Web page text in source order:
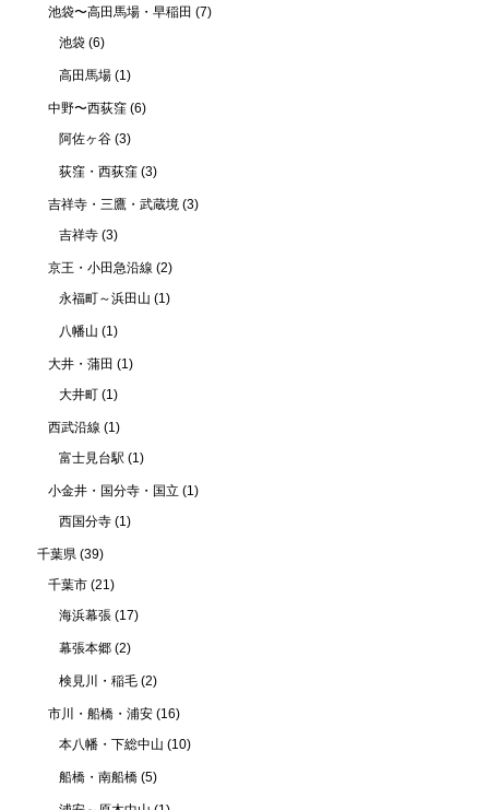
池袋〜高田馬場・早稲田 (7)
池袋 (6)
高田馬場 (1)
中野〜西荻窪 (6)
阿佐ヶ谷 (3)
荻窪・西荻窪 (3)
吉祥寺・三鷹・武蔵境 (3)
吉祥寺 (3)
京王・小田急沿線 (2)
永福町～浜田山 (1)
八幡山 (1)
大井・蒲田 (1)
大井町 (1)
西武沿線 (1)
富士見台駅 (1)
小金井・国分寺・国立 (1)
西国分寺 (1)
千葉県 (39)
千葉市 (21)
海浜幕張 (17)
幕張本郷 (2)
検見川・稲毛 (2)
市川・船橋・浦安 (16)
本八幡・下総中山 (10)
船橋・南船橋 (5)